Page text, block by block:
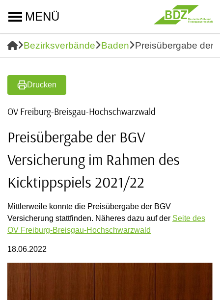
MENÜ
Bezirksverbände Baden Preisübergabe der
Drucken
OV Freiburg-Breisgau-Hochschwarzwald
Preisübergabe der BGV
Versicherung im Rahmen des
Kicktippspiels 2021/22
Mittlerweile konnte die Preisübergabe der BGV
Versicherung stattfinden. Näheres dazu auf der Seite des
OV Freiburg-Breisgau-Hochschwarzwald
18.06.2022